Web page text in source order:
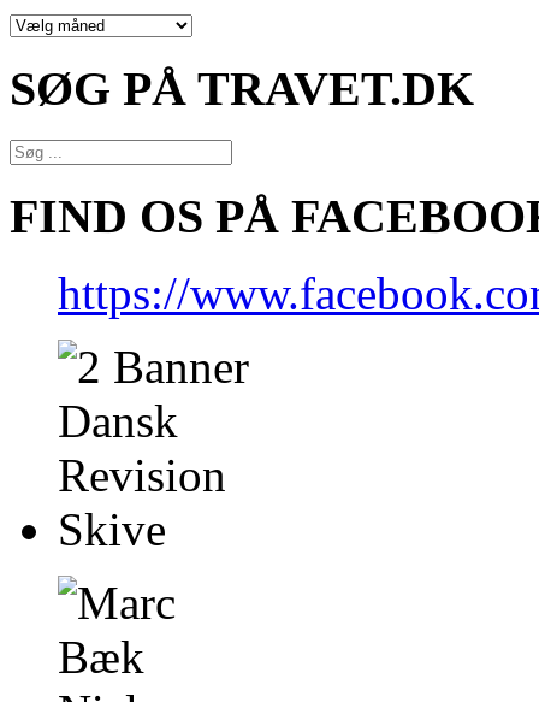
NYHEDSARKIV
SØG PÅ TRAVET.DK
FIND OS PÅ
https://